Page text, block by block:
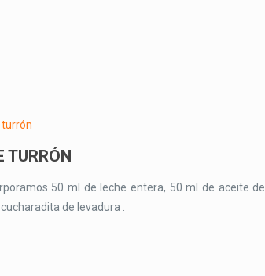
TURRÓN
50 ml de leche entera, 50 ml de aceite de
de levadura .